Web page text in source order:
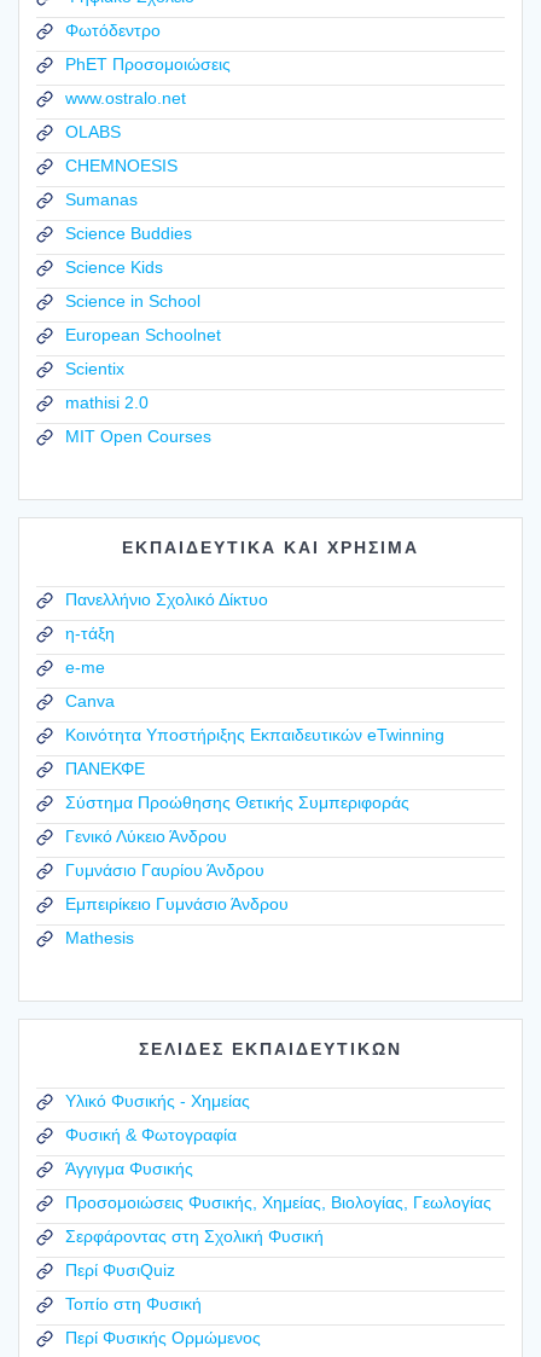
Φωτόδεντρο
PhET Προσομοιώσεις
www.ostralo.net
OLABS
CHEMNOESIS
Sumanas
Science Buddies
Science Kids
Science in School
European Schoolnet
Scientix
mathisi 2.0
MIT Open Courses
ΕΚΠΑΙΔΕΥΤΙΚΑ ΚΑΙ ΧΡΗΣΙΜΑ
Πανελλήνιο Σχολικό Δίκτυο
η-τάξη
e-me
Canva
Κοινότητα Υποστήριξης Εκπαιδευτικών eTwinning
ΠΑΝΕΚΦΕ
Σύστημα Προώθησης Θετικής Συμπεριφοράς
Γενικό Λύκειο Άνδρου
Γυμνάσιο Γαυρίου Άνδρου
Εμπειρίκειο Γυμνάσιο Άνδρου
Mathesis
ΣΕΛΙΔΕΣ ΕΚΠΑΙΔΕΥΤΙΚΩΝ
Υλικό Φυσικής - Χημείας
Φυσική & Φωτογραφία
Άγγιγμα Φυσικής
Προσομοιώσεις Φυσικής, Χημείας, Βιολογίας, Γεωλογίας
Σερφάροντας στη Σχολική Φυσική
Περί ΦυσιQuiz
Τοπίο στη Φυσική
Περί Φυσικής Ορμώμενος